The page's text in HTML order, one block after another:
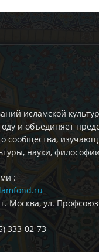
исламской
и объединяет
сообщества,
науки,
:
Москва, ул.
333-02-73